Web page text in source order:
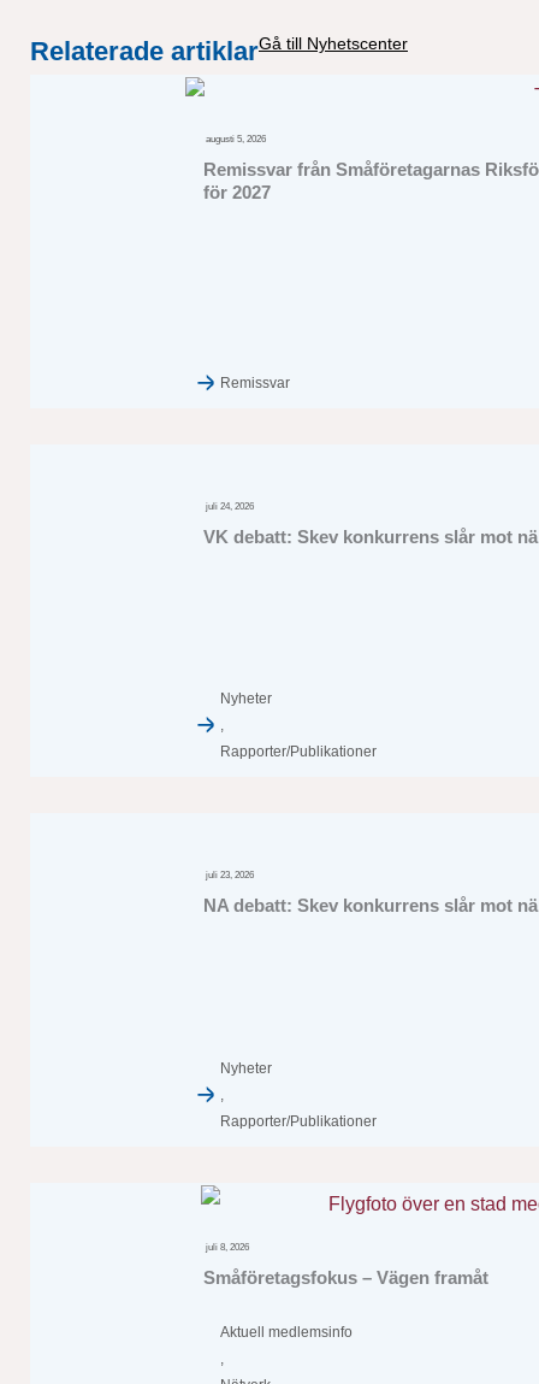
Relaterade artiklarGå till Nyhetscenter
augusti 5, 2026
Remissvar från Småföretagarnas
för 2027
Remissvar
juli 24, 2026
VK debatt: Skev konkurrens slår mot
Nyheter
,
Rapporter/Publikationer
juli 23, 2026
NA debatt: Skev konkurrens slår mot
Nyheter
,
Rapporter/Publikationer
juli 8, 2026
Småföretagsfokus – Vägen framåt
Aktuell medlemsinfo